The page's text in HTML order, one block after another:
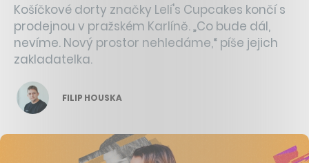
Košíčkové dorty značky Lelí's Cupcakes končí s
prodejnou v pražském Karlíně. „Co bude dál,
nevíme. Nový prostor nehledáme,“ píše jejich
zakladatelka.
FILIP HOUSKA